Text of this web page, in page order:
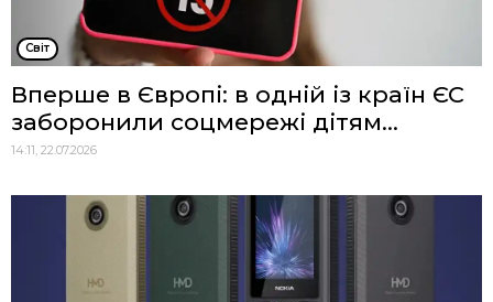
Cвіт
Вперше в Європі: в одній із країн ЄС
заборонили соцмережі дітям...
14:11, 22.07.2026